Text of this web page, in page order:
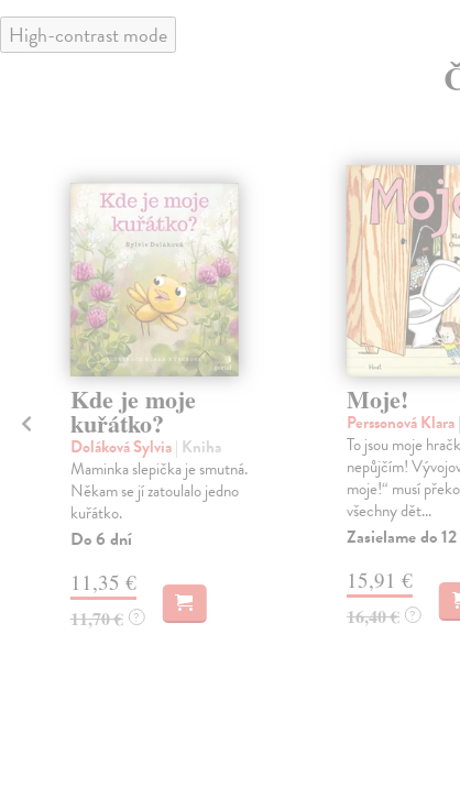
High-contrast mode
Kde je moje
kuřátko?
Doláková Sylvia| Kniha
Maminka slepička je smutná.
Někam se jí zatoulalo jedno
kuřátko.
Do 6 dní
11,35 €
11,70 € ?
Moje!
Perssonová Klara
To jsou moje
nepůjčím!
moje!“ musí
všechny dět...
Zasielame do
15,91 €
16,40 € ?